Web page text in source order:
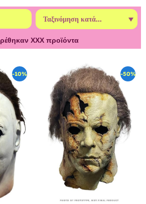
ΧΧΧ προϊόντα
-10% -50%